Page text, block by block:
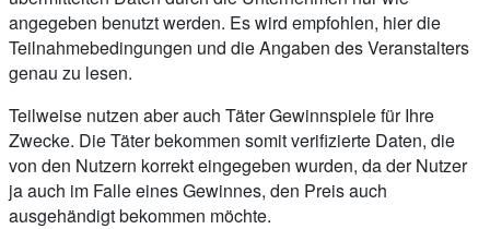
angegeben benutzt werden. Es wird empfohlen, hier die
Teilnahmebedingungen und die Angaben des Veranstalters
genau zu lesen.
Teilweise nutzen aber auch Täter Gewinnspiele für Ihre
Zwecke. Die Täter bekommen somit verifizierte Daten, die
von den Nutzern korrekt eingegeben wurden, da der Nutzer
ja auch im Falle eines Gewinnes, den Preis auch
ausgehändigt bekommen möchte.